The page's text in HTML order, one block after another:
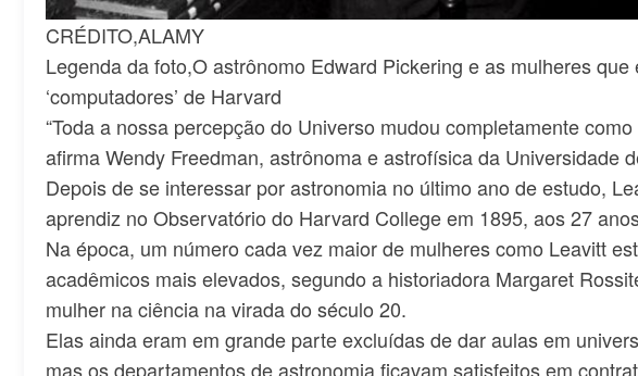
CRÉDITO,ALAMY
Legenda da foto,O astrônomo Edward Pickering e as mulheres
‘computadores’ de Harvard
“Toda a nossa percepção do Universo mudou completamente
afirma Wendy Freedman, astrônoma e astrofísica da Universidade
Depois de se interessar por astronomia no último ano de estudo,
aprendiz no Observatório do Harvard College em 1895, aos 27
Na época, um número cada vez maior de mulheres como Leavitt
acadêmicos mais elevados, segundo a historiadora Margaret
mulher na ciência na virada do século 20.
Elas ainda eram em grande parte excluídas de dar aulas em
mas os departamentos de astronomia ficavam satisfeitos em